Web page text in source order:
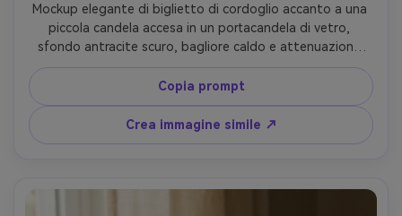
Mockup elegante di biglietto di cordoglio accanto a una
piccola candela accesa in un portacandela di vetro,
sfondo antracite scuro, bagliore caldo e attenuazione
soffice, vignettatura sottile, fronte del biglietto pulita e
vuota, nessun testo, nessuna lettera, Nikon Z7 II, 35mm,
illuminazione cinematografica low-key, fotorealistico --ar
4:5
Copia prompt
Crea immagine simile ↗